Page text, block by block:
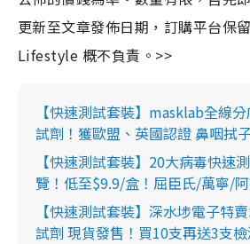
更新至文章發佈日期，訂購平台保
Lifestyle 概不負責。>>
【快速測試套裝】masklab全線
試劑！獲歐盟、英國認證 鼻咽拭
【快速測試套裝】20大病毒快速
覽！低至$9.9/盒！屈臣氏/萬寧/
【快速測試套裝】深水埗電子特
試劑 現貨發售！買10支再送3支